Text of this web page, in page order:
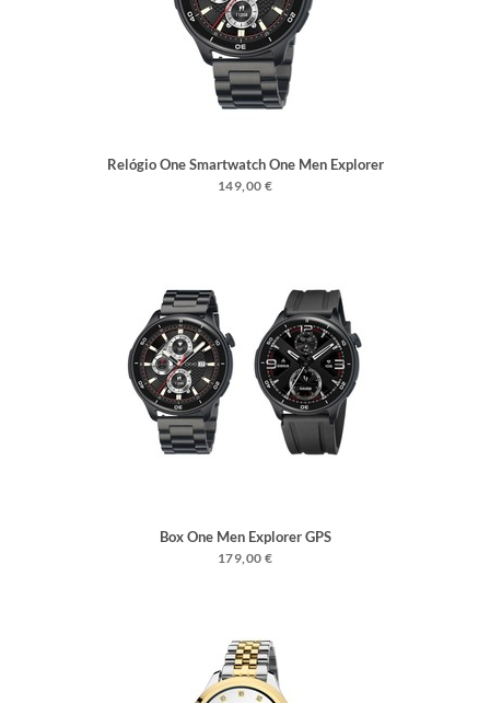
Relógio One Smartwatch One Men Explorer
GPS Black
149,00 €
Box One Men Explorer GPS
179,00 €